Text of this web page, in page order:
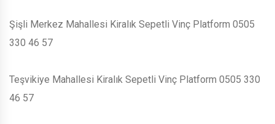
Şişli Merkez Mahallesi Kiralık Sepetli Vinç Platform 0505
330 46 57
Teşvikiye Mahallesi Kiralık Sepetli Vinç Platform 0505 330
46 57